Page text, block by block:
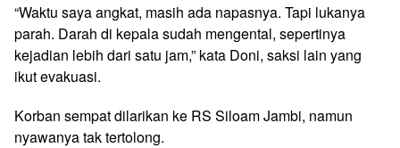
“Waktu saya angkat, masih ada napasnya. Tapi lukanya
parah. Darah di kepala sudah mengental, sepertinya
kejadian lebih dari satu jam,” kata Doni, saksi lain yang
ikut evakuasi.
Korban sempat dilarikan ke RS Siloam Jambi, namun
nyawanya tak tertolong.